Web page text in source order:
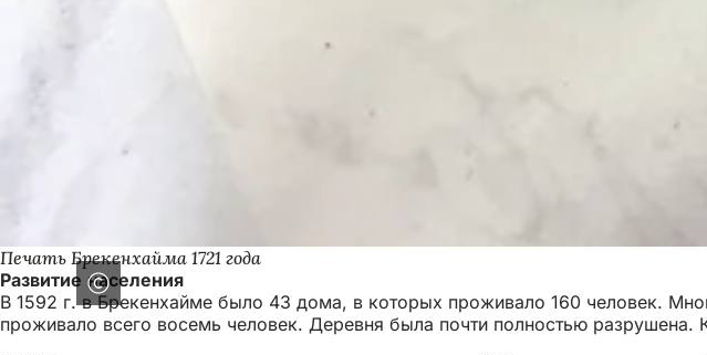
Печать Брекенхайма 1721 года
Развитие населения
В 1592 г. в Брекенхайме было 43 дома, в которых проживало 160 человек.
проживало всего восемь человек. Деревня была почти полностью разрушена.